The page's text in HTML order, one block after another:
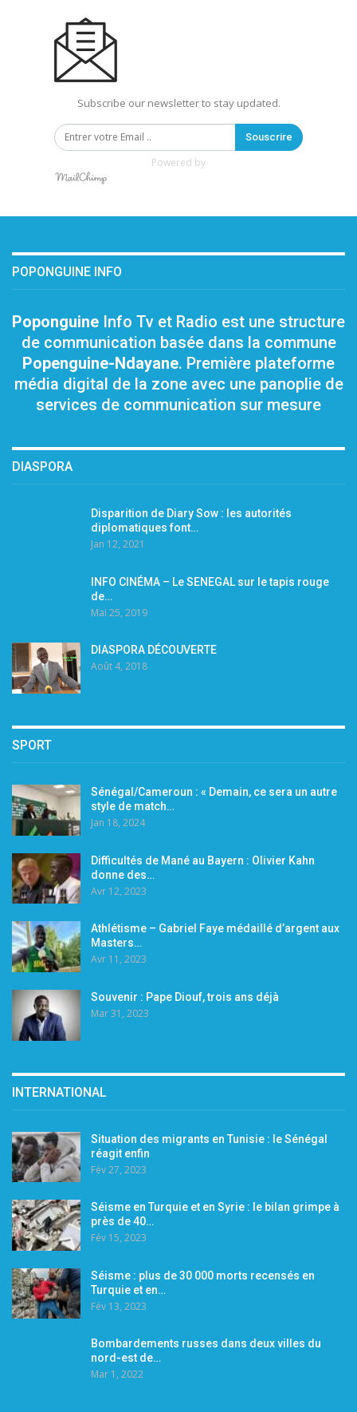
Subscribe our newsletter to stay updated.
Souscrire
Powered by
POPONGUINE INFO
Poponguine Info Tv et Radio est une structure
de communication basée dans la commune
Popenguine-Ndayane. Première plateforme
média digital de la zone avec une panoplie de
services de communication sur mesure
DIASPORA
Disparition de Diary Sow : les autorités
diplomatiques font…
Jan 12, 2021
INFO CINÉMA – Le SENEGAL sur le tapis rouge
de…
Mai 25, 2019
DIASPORA DÉCOUVERTE
Août 4, 2018
SPORT
Sénégal/Cameroun : « Demain, ce sera un autre
style de match…
Jan 18, 2024
Difficultés de Mané au Bayern : Olivier Kahn
donne des…
Avr 12, 2023
Athlétisme – Gabriel Faye médaillé d’argent aux
Masters…
Avr 11, 2023
Souvenir : Pape Diouf, trois ans déjà
Mar 31, 2023
INTERNATIONAL
Situation des migrants en Tunisie : le Sénégal
réagit enfin
Fév 27, 2023
Séisme en Turquie et en Syrie : le bilan grimpe à
près de 40…
Fév 15, 2023
Séisme : plus de 30 000 morts recensés en
Turquie et en…
Fév 13, 2023
Bombardements russes dans deux villes du
nord-est de…
Mar 1, 2022